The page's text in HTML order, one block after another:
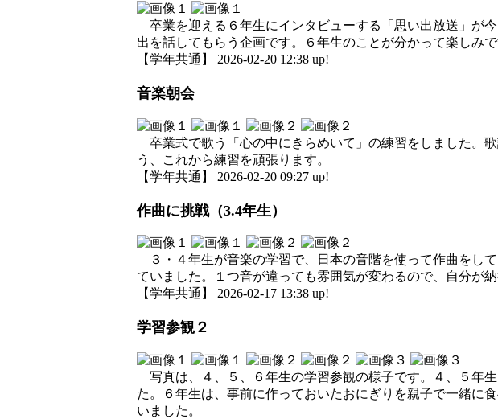
卒業を迎える６年生にインタビューする「思い出放送」が
出を話してもらう企画です。６年生のことが分かって楽しみで
【学年共通】 2026-02-20 12:38 up!
音楽朝会
卒業式で歌う「心の中にきらめいて」の練習をしました。
う、これから練習を頑張ります。
【学年共通】 2026-02-20 09:27 up!
作曲に挑戦（3.4年生）
３・４年生が音楽の学習で、日本の音階を使って作曲をし
ていました。１つ音が違っても雰囲気が変わるので、自分が
【学年共通】 2026-02-17 13:38 up!
学習参観２
写真は、４、５、６年生の学習参観の様子です。４、５年
た。６年生は、事前に作っておいたおにぎりを親子で一緒に
いました。